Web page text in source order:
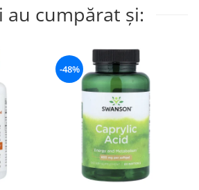
au cumpărat și:
-48%